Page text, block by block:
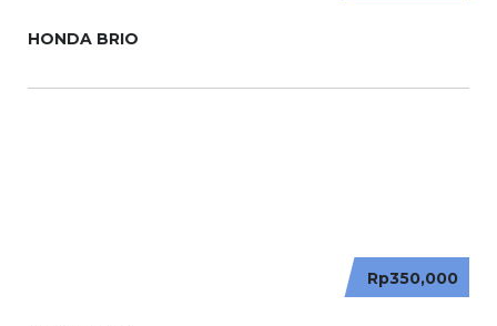
HONDA BRIO
Rp350,000